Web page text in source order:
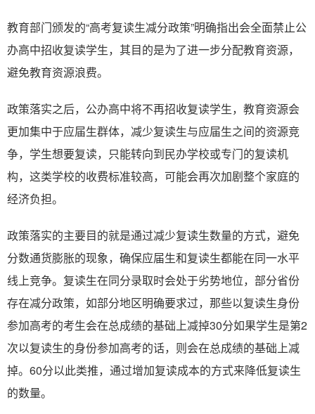
教育部门颁发的“高考复读生减分政策”明确指出会全面禁止公
办高中招收复读学生，其目的是为了进一步分配教育资源，
避免教育资源浪费。
政策落实之后，公办高中将不再招收复读学生，教育资源会
更加集中于应届生群体，减少复读生与应届生之间的资源竞
争，学生想要复读，只能转向到民办学校或专门的复读机
构，这类学校的收费标准较高，可能会再次加剧整个家庭的
经济负担。
政策落实的主要目的就是通过减少复读生数量的方式，避免
分数通货膨胀的现象，确保应届生和复读生都能在同一水平
线上竞争。复读生在同分录取时会处于劣势地位，部分省份
存在减分政策，如部分地区明确要求过，那些以复读生身份
参加高考的考生会在总成绩的基础上减掉30分如果学生是第2
次以复读生的身份参加高考的话，则会在总成绩的基础上减
掉。60分以此类推，通过增加复读成本的方式来降低复读生
的数量。